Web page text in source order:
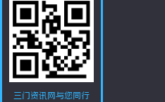
三门资讯网与您同行